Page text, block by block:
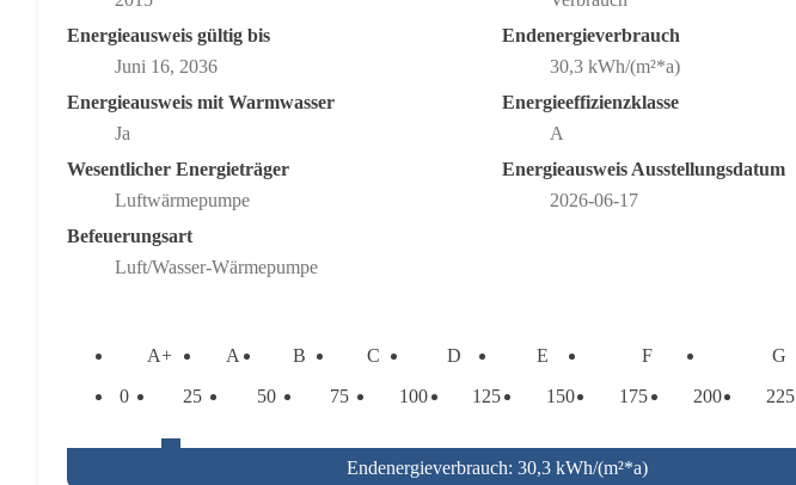
Energieausweis gültig bis
Juni 16, 2036
Endenergieverbrauch
30,3 kWh/(m²*a)
Energieausweis mit Warmwasser
Ja
Energieeffizienzklasse
A
Wesentlicher Energieträger
Luftwärmepumpe
Energieausweis Ausstellungsdatum
2026-06-17
Befeuerungsart
Luft/Wasser-Wärmepumpe
A+ A B C D E F G
0
25 50 75 100 125 150 175 200 225
Endenergieverbrauch: 30,3 kWh/(m²*a)